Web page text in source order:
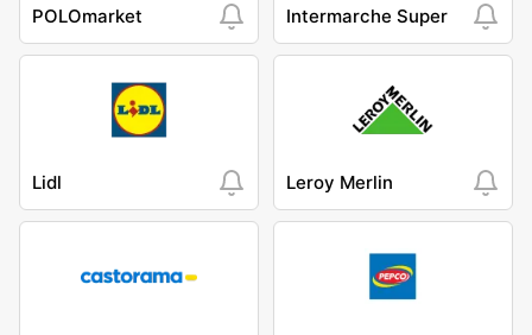
POLOmarket Intermarche Super
Lidl Leroy Merlin